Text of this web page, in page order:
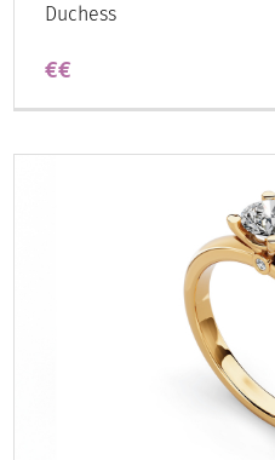
Duchess
€€